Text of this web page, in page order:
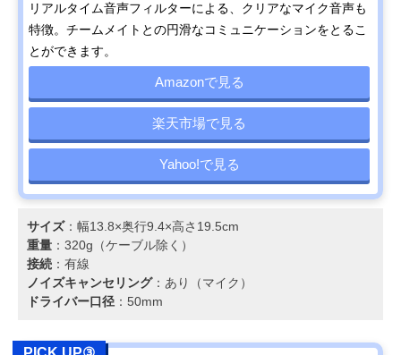
リアルタイム音声フィルターによる、クリアなマイク音声も
特徴。チームメイトとの円滑なコミュニケーションをとるこ
とができます。
Amazonで見る
楽天市場で見る
Yahoo!で見る
サイズ：幅13.8×奥行9.4×高さ19.5cm
重量 ：320g（ケーブル除く）
接続 ：有線
ノイズキャンセリング：あり（マイク）
ドライバー口径 ：50mm